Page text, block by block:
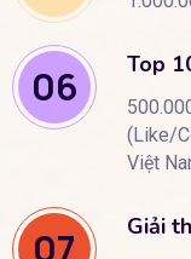
06 Top
(Like/
Việt
07 Giải